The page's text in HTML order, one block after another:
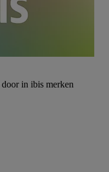
door in ibis merken